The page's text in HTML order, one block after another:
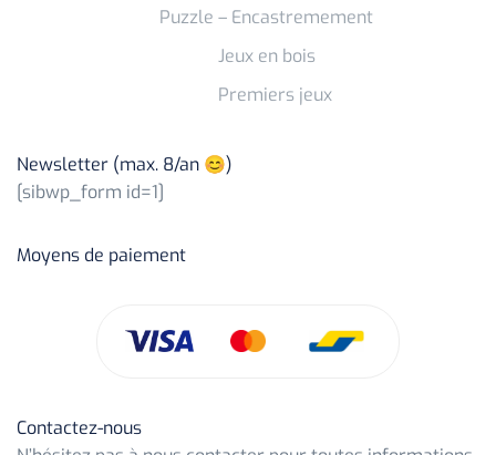
Puzzle – Encastremement
Jeux en bois
Premiers jeux
Newsletter (max. 8/an 😊)
[sibwp_form id=1]
Moyens de paiement
Contactez-nous